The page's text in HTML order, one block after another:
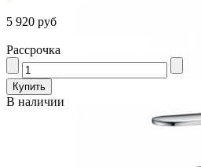
5 920 руб
Рассрочка
В наличии